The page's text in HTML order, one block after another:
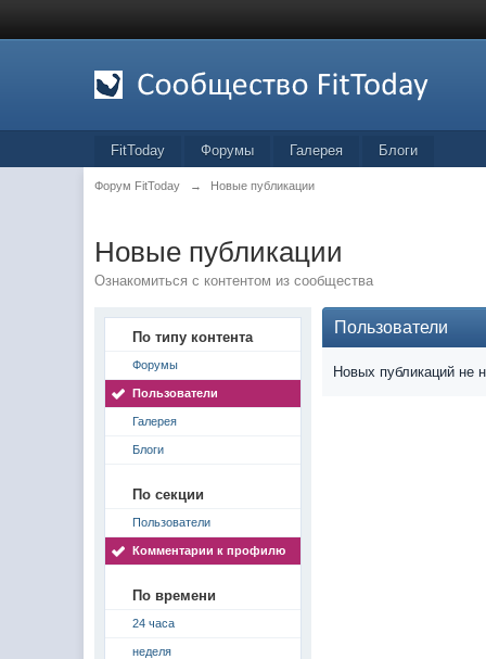
FitToday Форумы Галерея Блоги
Форум FitToday → Новые публикации
Новые публикации
Ознакомиться с контентом из сообщества
По типу контента
Форумы
Пользователи
Галерея
Блоги
По секции
Пользователи
Комментарии к профилю
По времени
24 часа
неделя
Пользователи
Новых публикаций не